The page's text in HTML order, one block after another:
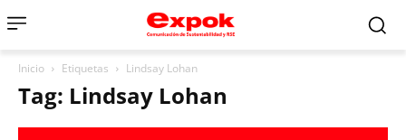
Inicio Etiquetas Lindsay Lohan
Tag: Lindsay Lohan